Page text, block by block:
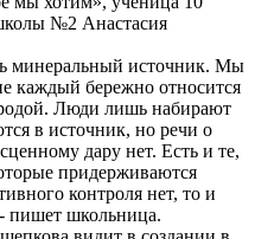
№2 Анастасия
минеральный источник. Мы
каждый бережно относится
Люди лишь набирают
в источник, но речи о
дару нет. Есть и те,
придерживаются
контроля нет, то и
пишет школьница.